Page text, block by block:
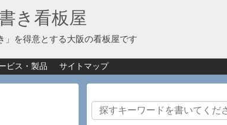
き看板屋
」を得意とする大阪の看板屋です
ビス・製品 サイトマップ